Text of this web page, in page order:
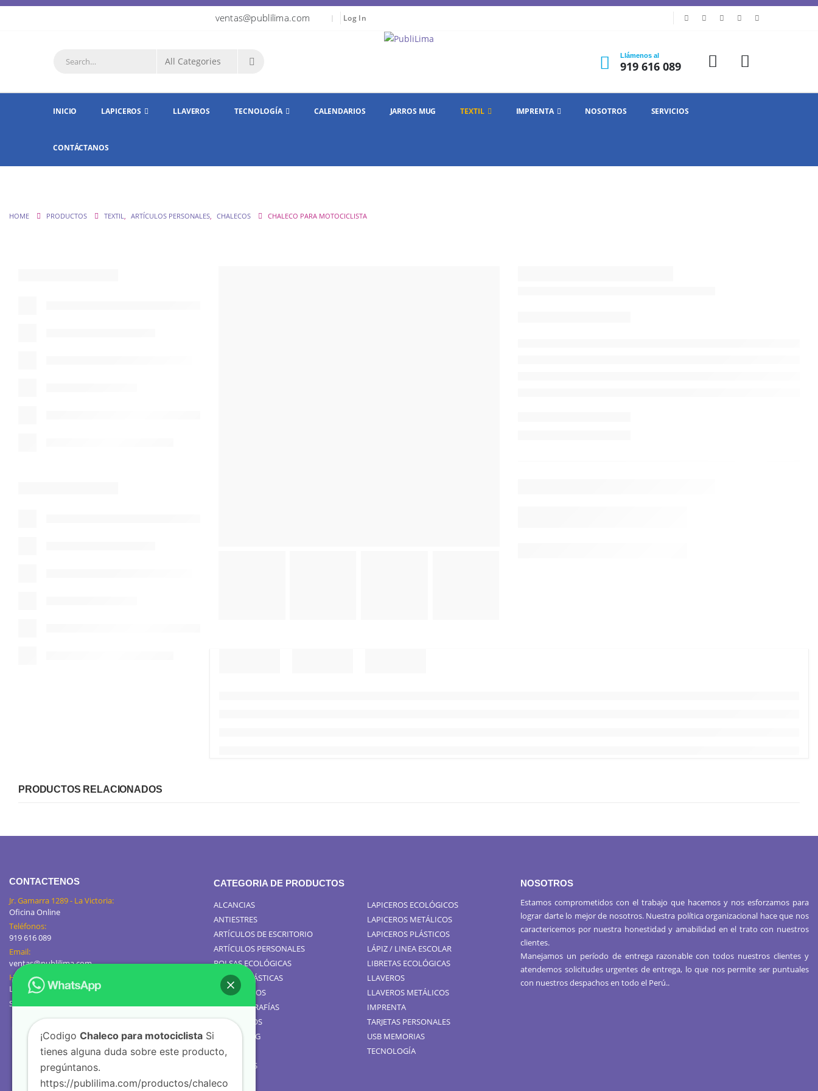
ventas@publilima.com | Log In
Llámenos al
919 616 089
INICIO LAPICEROS LLAVEROS TECNOLOGÍA CALENDARIOS JARROS MUG TEXTIL IMPRENTA NOSOTROS SERVICIOS
CONTÁCTANOS
HOME PRODUCTOS TEXTIL, ARTÍCULOS PERSONALES, CHALECOS CHALECO PARA MOTOCICLISTA
PRODUCTOS RELACIONADOS
CONTACTENOS
Jr. Gamarra 1289 - La Victoria:
Oficina Online
Teléfonos:
919 616 089
Email:
ventas@publilima.com
Horario de Atención:
Lunes a Viernes / 9:00 AM - 8:00 PM
Sábados de 8am a 1pm
CATEGORIA DE PRODUCTOS
ALCANCIAS
ANTIESTRES
ARTÍCULOS DE ESCRITORIO
ARTÍCULOS PERSONALES
BOLSAS ECOLÓGICAS
BOLSAS PLÁSTICAS
CALENDARIOS
GIGANTOGRAFÍAS
TOMATODOS
JARROS MUG
TEXTIL
GOLOSINAS
LAPICEROS ECOLÓGICOS
LAPICEROS METÁLICOS
LAPICEROS PLÁSTICOS
LÁPIZ / LINEA ESCOLAR
LIBRETAS ECOLÓGICAS
LLAVEROS
LLAVEROS METÁLICOS
IMPRENTA
TARJETAS PERSONALES
USB MEMORIAS
TECNOLOGÍA
NOSOTROS
Estamos comprometidos con el trabajo que hacemos y nos esforzamos para
lograr darte lo mejor de nosotros. Nuestra política organizacional hace que nos
caractericemos por nuestra honestidad y amabilidad en el trato con nuestros
clientes.
Manejamos un período de entrega razonable con todos nuestros clientes y
atendemos solicitudes urgentes de entrega, lo que nos permite ser puntuales
con nuestros despachos en todo el Perú..
¡Codigo Chaleco para motociclista Si
tienes alguna duda sobre este producto,
pregúntanos.
https://publilima.com/productos/chaleco